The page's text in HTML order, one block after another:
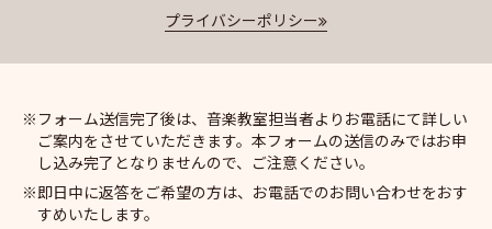
プライバシーポリシー
フォーム送信完了後は、音楽教室担当者よりお電話にて詳しい
ご案内をさせていただきます。本フォームの送信のみではお申
し込み完了となりませんので、ご注意ください。
即日中に返答をご希望の方は、お電話でのお問い合わせをおす
すめいたします。